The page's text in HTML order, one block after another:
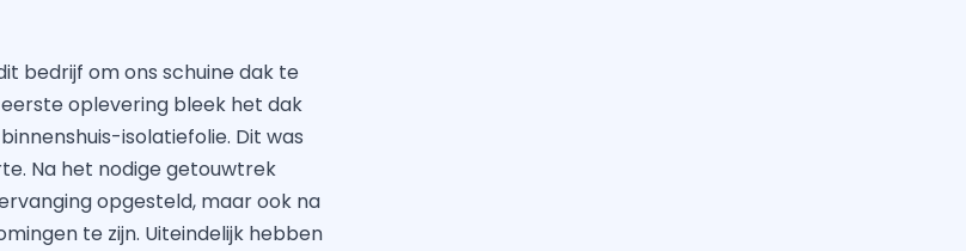
bedrijf om ons schuine dak te
oplevering bleek het dak
isolatiefolie. Dit was
Na het nodige getouwtrek
opgesteld, maar ook na
te zijn. Uiteindelijk hebben